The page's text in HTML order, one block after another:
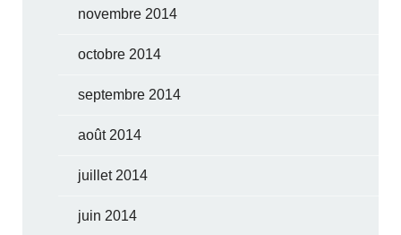
novembre 2014
octobre 2014
septembre 2014
août 2014
juillet 2014
juin 2014